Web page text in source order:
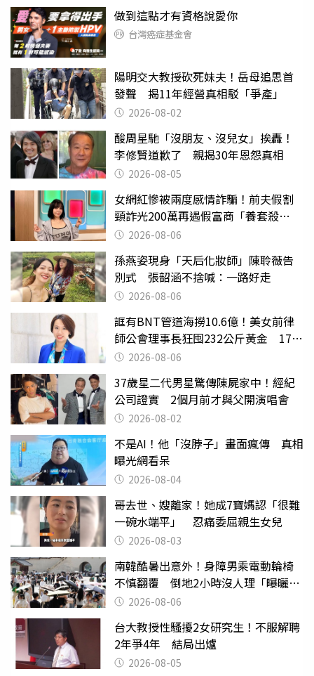
做到這點才有資格說愛你
台灣癌症基金會
陽明交大教授砍死妹夫！岳母追思首
發聲 揭11年經營真相駁「爭產」
2026-08-02
酸周星馳「沒朋友、沒兒女」挨轟！
李修賢道歉了 親揭30年恩怨真相
2026-08-05
女網紅慘被兩度感情詐騙！前夫假割
頸詐光200萬再遇假富商「養套殺
2000萬」
2026-08-06
孫燕姿現身「天后化妝師」陳聆薇告
別式 張韶涵不捨喊：一路好走
2026-08-06
誆有BNT管道海撈10.6億！美女前律
師公會理事長狂囤232公斤黃金 17人
遭起訴
2026-08-06
37歲星二代男星驚傳陳屍家中！經紀
公司證實 2個月前才與父開演唱會
2026-08-02
不是AI！他「沒脖子」畫面瘋傳 真相
曝光網看呆
2026-08-04
哥去世、嫂離家！她成7寶媽認「很難
一碗水端平」 忍痛委屈親生女兒
2026-08-03
南韓酷暑出意外！身障男乘電動輪椅
不慎翻覆 倒地2小時沒人理「曝曬
亡」2026-08-06
台大教授性騷擾2女研究生！不服解聘
2年爭4年 結局出爐
2026-08-05